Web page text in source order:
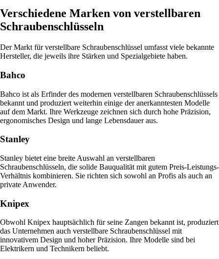
Verschiedene Marken von verstellbaren
Schraubenschlüsseln
Der Markt für verstellbare Schraubenschlüssel umfasst viele bekannte
Hersteller, die jeweils ihre Stärken und Spezialgebiete haben.
Bahco
Bahco ist als Erfinder des modernen verstellbaren Schraubenschlüssels
bekannt und produziert weiterhin einige der anerkanntesten Modelle
auf dem Markt. Ihre Werkzeuge zeichnen sich durch hohe Präzision,
ergonomisches Design und lange Lebensdauer aus.
Stanley
Stanley bietet eine breite Auswahl an verstellbaren
Schraubenschlüsseln, die solide Bauqualität mit gutem Preis-Leistungs-
Verhältnis kombinieren. Sie richten sich sowohl an Profis als auch an
private Anwender.
Knipex
Obwohl Knipex hauptsächlich für seine Zangen bekannt ist, produziert
das Unternehmen auch verstellbare Schraubenschlüssel mit
innovativem Design und hoher Präzision. Ihre Modelle sind bei
Elektrikern und Technikern beliebt.